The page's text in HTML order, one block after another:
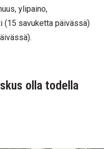
ylipaino,
(15 savuketta päivässä)
olla todella